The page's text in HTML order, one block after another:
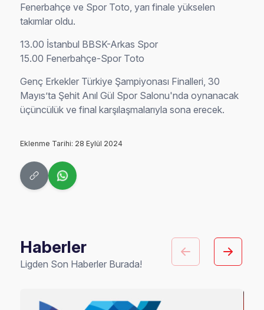
Fenerbahçe ve Spor Toto, yarı finale yükselen
takımlar oldu.
13.00 İstanbul BBSK-Arkas Spor
15.00 Fenerbahçe-Spor Toto
Genç Erkekler Türkiye Şampiyonası Finalleri, 30
Mayıs’ta Şehit Anıl Gül Spor Salonu'nda oynanacak
üçüncülük ve final karşılaşmalarıyla sona erecek.
Eklenme Tarihi: 28 Eylül 2024
Haberler
Ligden Son Haberler Burada!